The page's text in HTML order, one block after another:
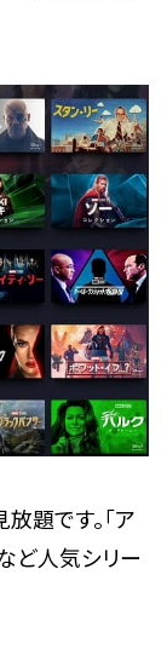
題です。「ア
など人気シリー